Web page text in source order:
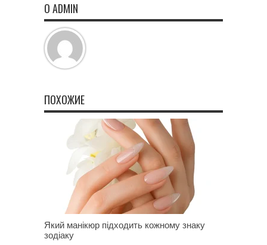
О ADMIN
ПОХОЖИЕ
Який манікюр підходить кожному знаку
зодіаку